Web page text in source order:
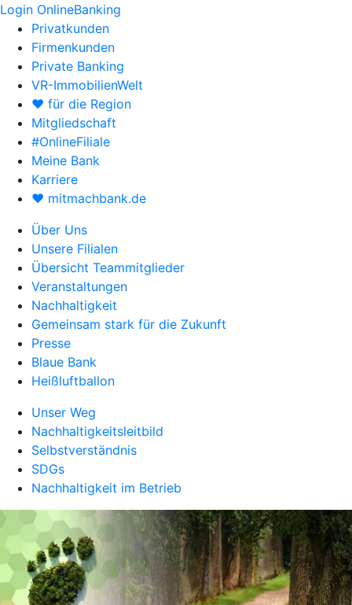
Login OnlineBanking
Privatkunden
Firmenkunden
Private Banking
VR-ImmobilienWelt
♥ für die Region
Mitgliedschaft
#OnlineFiliale
Meine Bank
Karriere
♥ mitmachbank.de
Über Uns
Unsere Filialen
Übersicht Teammitglieder
Veranstaltungen
Nachhaltigkeit
Gemeinsam stark für die Zukunft
Presse
Blaue Bank
Heißluftballon
Unser Weg
Nachhaltigkeitsleitbild
Selbstverständnis
SDGs
Nachhaltigkeit im Betrieb